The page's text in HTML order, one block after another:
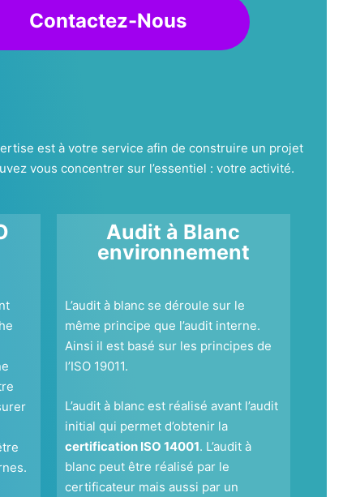
Contactez-Nous
est à votre service afin de construire un projet
vous concentrer sur l’essentiel : votre activité.
Audit à Blanc
environnement
L’audit à blanc se déroule sur le
même principe que l’audit interne.
Ainsi il est basé sur les principes de
l’ISO 19011.
L’audit à blanc est réalisé avant l’audit
initial qui permet d’obtenir la
certification ISO 14001. L’audit à
blanc peut être réalisé par le
certificateur mais aussi par un